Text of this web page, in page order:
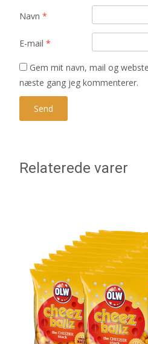
Navn *
E-mail *
Gem mit navn, mail og
næste gang jeg kommenterer.
Relaterede varer